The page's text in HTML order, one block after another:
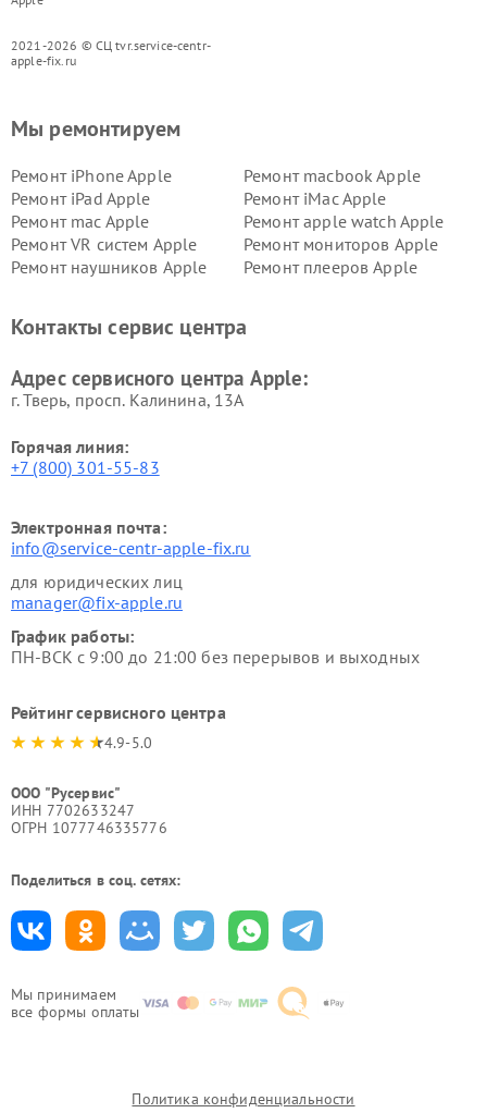
2021-2026 © СЦ tvr.service-centr-
apple-fix.ru
Мы принимаем
все формы оплаты
Мы ремонтируем
Ремонт iPhone Apple
Ремонт macbook Apple
Ремонт iPad Apple
Ремонт iMac Apple
Ремонт mac Apple
Ремонт apple watch Apple
Ремонт VR систем Apple
Ремонт мониторов Apple
Ремонт наушников Apple
Ремонт плееров Apple
Контакты сервис центра
Адрес сервисного центра Apple:
г. Тверь, просп. Калинина, 13А
Горячая линия:
+7 (800) 301-55-83
Электронная почта:
info@service-centr-apple-fix.ru
для юридических лиц
manager@fix-apple.ru
График работы:
ПН-ВСК с 9:00 до 21:00 без перерывов и выходных
Рейтинг сервисного центра
4.9-5.0
ООО "Русервис"
ИНН 7702633247
ОГРН 1077746335776
Поделиться в соц. сетях:
Политика конфиденциальности